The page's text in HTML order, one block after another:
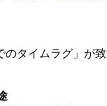
タイムラグ」が致